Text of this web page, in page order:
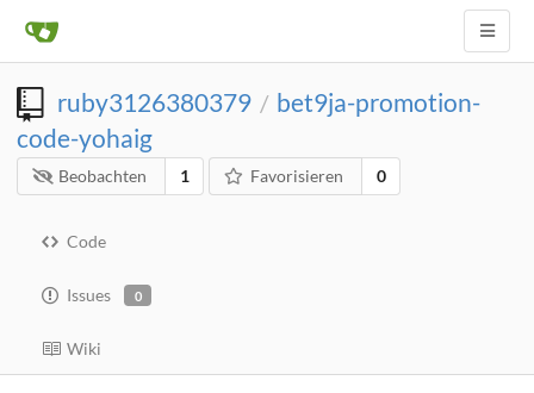
ruby3126380379 / bet9ja-promotion-
code-yohaig
Beobachten 1 Favorisieren 0
Code
Issues 0
Wiki